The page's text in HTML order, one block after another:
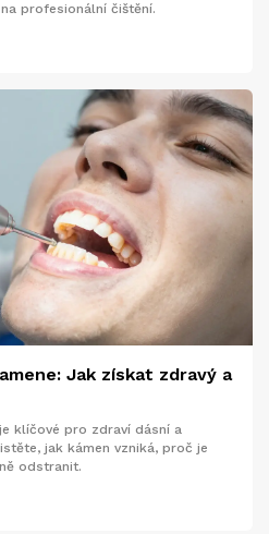
profesionální čištění.
Jak získat zdravý a
klíčové pro zdraví dásní a
jak kámen vzniká, proč je
odstranit.